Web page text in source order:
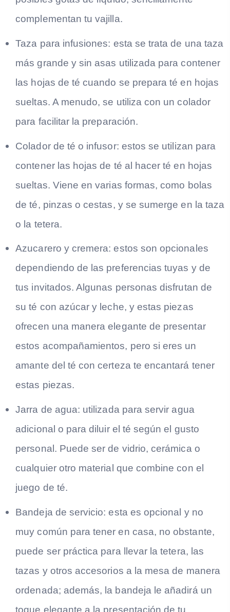
complementan tu vajilla.
Taza para infusiones: esta se trata de una taza
más grande y sin asas utilizada para contener
las hojas de té cuando se prepara té en hojas
sueltas. A menudo, se utiliza con un colador
para facilitar la preparación.
Colador de té o infusor: estos se utilizan para
contener las hojas de té al hacer té en hojas
sueltas. Viene en varias formas, como bolas
de té, pinzas o cestas, y se sumerge en la taza
o la tetera.
Azucarero y cremera: estos son opcionales
dependiendo de las preferencias tuyas y de
tus invitados. Algunas personas disfrutan de
su té con azúcar y leche, y estas piezas
ofrecen una manera elegante de presentar
estos acompañamientos, pero si eres un
amante del té con certeza te encantará tener
estas piezas.
Jarra de agua: utilizada para servir agua
adicional o para diluir el té según el gusto
personal. Puede ser de vidrio, cerámica o
cualquier otro material que combine con el
juego de té.
Bandeja de servicio: esta es opcional y no
muy común para tener en casa, no obstante,
puede ser práctica para llevar la tetera, las
tazas y otros accesorios a la mesa de manera
ordenada; además, la bandeja le añadirá un
toque elegante a la presentación de tu